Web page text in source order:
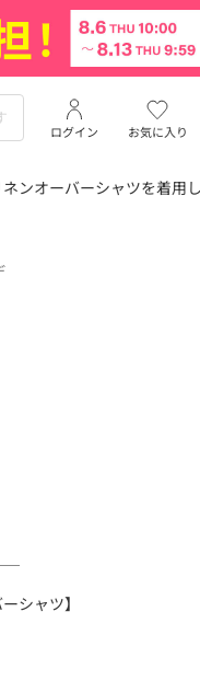
お気に入り
ログイン
ンオーバーシャツを着用
シャツ】